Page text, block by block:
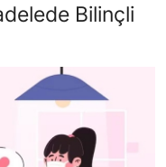
Bilinçli